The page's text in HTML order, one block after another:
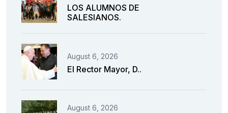
LOS ALUMNOS DE
SALESIANOS.
August 6, 2026
El Rector Mayor, D..
August 6, 2026